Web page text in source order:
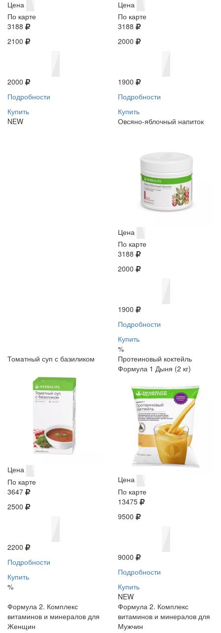
Цена
По карте
3188
2100
2000
Подробности
Купить
NEW
Цена
По карте
3188
2000
1900
Подробности
Купить
Овсяно-яблочный напиток
Цена
По карте
3188
2000
1900
Подробности
Купить
%
Томатный суп с базиликом
Цена
По карте
3647
2500
2200
Подробности
Купить
%
Протеиновый коктейль
Формула 1 Дыня (2 кг)
Цена
По карте
13475
9500
9000
Подробности
Купить
NEW
Формула 2. Комплекс
витаминов и минералов для
Женщин
Формула 2. Комплекс
витаминов и минералов для
Мужчин